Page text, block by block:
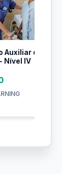
Auxiliar de
Nível IV